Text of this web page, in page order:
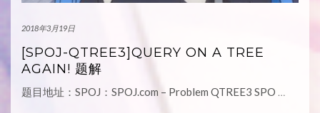
2018年3月19日
[SPOJ-QTREE3]QUERY ON A TREE
AGAIN! 题解
题目地址：SPOJ：SPOJ.com – Problem QTREE3 SPO